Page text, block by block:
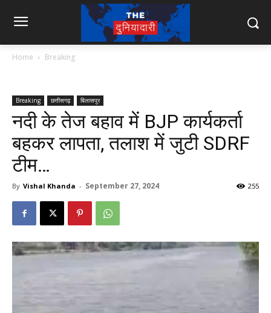
Home Breaking
Breaking छत्तीसगढ़ बिलासपुर
नदी के तेज बहाव में BJP कार्यकर्ता
बहकर लापता, तलाश में जुटी SDRF
टीम…
By Vishal Khanda - September 27, 2024 255